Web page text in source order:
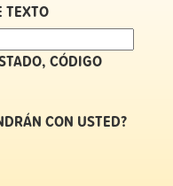
TEXTO
CÓDIGO
CON USTED?